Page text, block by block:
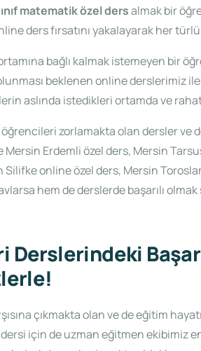
matematik özel dersalmak bir
ders fırsatını yakalayarak her
bağlı kalmak istemeyen bir
beklenen online derslerimiz ile
aslında istedikleri ortamda ve
zorlamakta olan dersler ve
Mersin Erdemli özel ders, Mersin
Silifke online özel ders, Mersin
hem de derslerde başarılı
Derslerindeki
çıkmakta olan ve de eğitim
için de uzman eğitmen ekibimiz